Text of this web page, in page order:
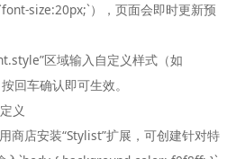
size:20px;`），页面会即时更新预
区域输入自定义样式（如
回车确认即可生效。
义
商店安装“Stylist”扩展，可创建针对特